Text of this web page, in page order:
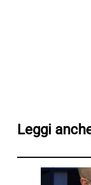
Leggi